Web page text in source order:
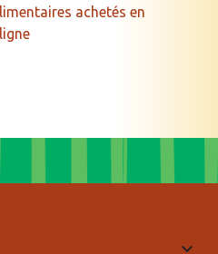
achetés en
ligne
